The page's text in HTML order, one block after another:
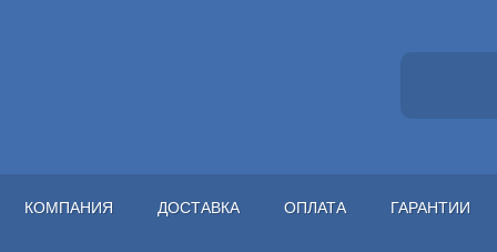
КОМПАНИЯ ДОСТАВКА ОПЛАТА ГАРАНТИИ